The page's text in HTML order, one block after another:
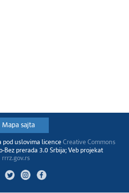
Mapa sajta
pod uslovima licence Creative Commons
prerada 3.0 Srbija; Veb projekat
rrrz.gov.rs